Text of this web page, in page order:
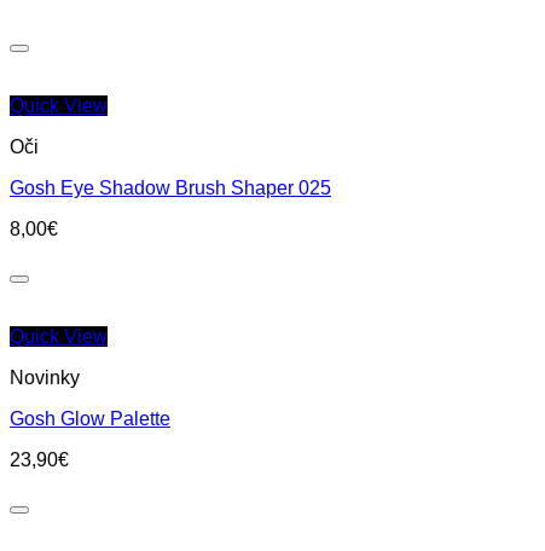
Quick View
Oči
Gosh Eye Shadow Brush Shaper 025
8,00€
Quick View
Novinky
Gosh Glow Palette
23,90€